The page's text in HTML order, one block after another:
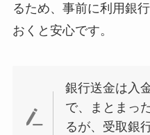
るため、事前に利用銀
おくと安心です。
銀行送金は入
で、まとまっ
るが、受取銀